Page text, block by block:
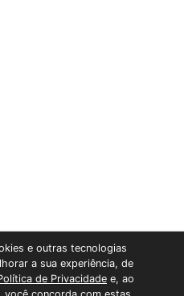
e outras tecnologias
a sua experiência, de
de Privacidade e, ao